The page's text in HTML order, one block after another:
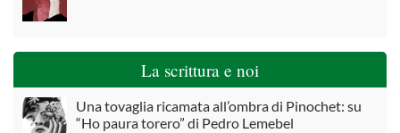
La scrittura e noi
Una tovaglia ricamata all’ombra di Pinochet: su
“Ho paura torero” di Pedro Lemebel